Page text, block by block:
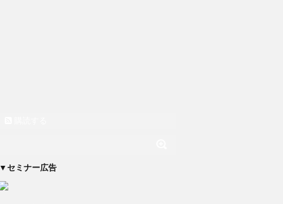
▼セミナー広告